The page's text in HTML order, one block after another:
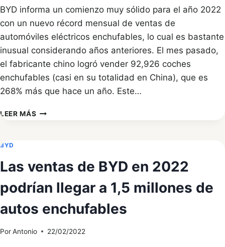
DE
BYD informa un comienzo muy sólido para el año 2022
con un nuevo récord mensual de ventas de
automóviles eléctricos enchufables, lo cual es bastante
inusual considerando años anteriores. El mes pasado,
el fabricante chino logró vender 92,926 coches
enchufables (casi en su totalidad en China), que es
268% más que hace un año. Este…
LEER MÁS BYD
ENCHUFABLES
EN
ENERO
DE
2022
BYD
Las ventas de BYD en 2022
podrían llegar a 1,5 millones de
autos enchufables
PorAntonio 22/02/2022